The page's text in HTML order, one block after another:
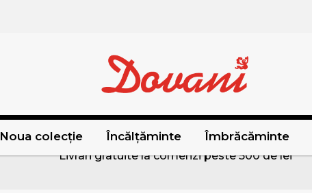
Noua colecție Încălțăminte Îmbrăcăminte
Livrari gratuite la comenzi peste 500 de lei